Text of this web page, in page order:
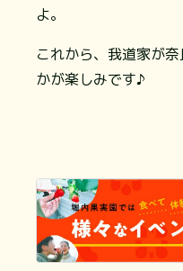
よ。
これから、我道家が
かが楽しみです♪